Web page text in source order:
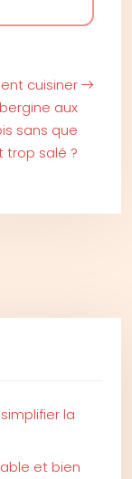
cuisiner
aux
sans que
trop salé ?
la
et bien